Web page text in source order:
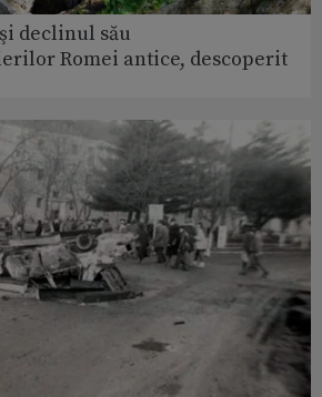
declinul său
Romei antice, descoperit